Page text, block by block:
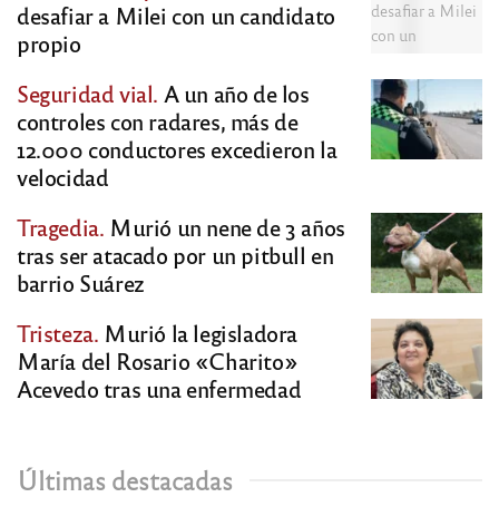
desafiar a Milei con un candidato
propio
Seguridad vial. A un año de los
controles con radares, más de
12.000 conductores excedieron la
velocidad
Tragedia. Murió un nene de 3 años
tras ser atacado por un pitbull en
barrio Suárez
Tristeza. Murió la legisladora
María del Rosario «Charito»
Acevedo tras una enfermedad
Últimas destacadas